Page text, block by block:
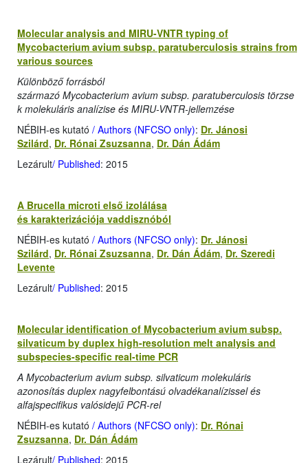
Molecular analysis and MIRU-VNTR typing of
Mycobacterium avium subsp. paratuberculosis strains from
various sources
Különböző forrásból
származó Mycobacterium avium subsp. paratuberculosis törzse
k molekuláris analízise és MIRU-VNTR-jellemzése
NÉBIH-es kutató / Authors (NFCSO only): Dr. Jánosi
Szilárd, Dr. Rónai Zsuzsanna, Dr. Dán Ádám
Lezárult/ Published: 2015
A Brucella microti első izolálása
és karakterizációja vaddisznóból
NÉBIH-es kutató / Authors (NFCSO only): Dr. Jánosi
Szilárd, Dr. Rónai Zsuzsanna, Dr. Dán Ádám, Dr. Szeredi
Levente
Lezárult/ Published: 2015
Molecular identification of Mycobacterium avium subsp.
silvaticum by duplex high-resolution melt analysis and
subspecies-specific real-time PCR
A Mycobacterium avium subsp. silvaticum molekuláris
azonosítás duplex nagyfelbontású olvadékanalízissel és
alfajspecifikus valósidejű PCR-rel
NÉBIH-es kutató / Authors (NFCSO only): Dr. Rónai
Zsuzsanna, Dr. Dán Ádám
Lezárult/ Published: 2015